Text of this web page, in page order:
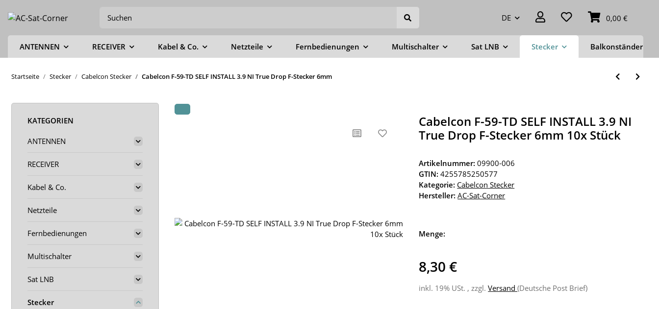
DE 0,00 €
ANTENNEN RECEIVER Kabel & Co. Netzteile Fernbedienungen Multischalter Sat LNB Stecker Balkonständer
Startseite Stecker Cabelcon Stecker Cabelcon F-59-TD SELF INSTALL 3.9 NI True Drop F-Stecker 6mm
Cabelcon F-59-TD SELF INSTALL 3.9 NI
True Drop F-Stecker 6mm 10x Stück
Artikelnummer:09900-006
GTIN: 4255785250577
Kategorie: Cabelcon Stecker
Hersteller: AC-Sat-Corner
Menge:
8,30 €
inkl. 19% USt. , zzgl.Versand(Deutsche Post Brief)
KATEGORIEN
ANTENNEN
RECEIVER
Kabel & Co.
Netzteile
Fernbedienungen
Multischalter
Sat LNB
Stecker